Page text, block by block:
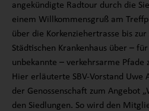
angekündigte Radtour durch die
einem Willkommensgruß am
über die Korkenziehertrasse bis
Städtischen Krankenhaus über –
unbekannte – verkehrsarme Pfade
Hier erläuterte SBV-Vorstand Uwe
der Genossenschaft zum Angebot
den Siedlungen. So wird den